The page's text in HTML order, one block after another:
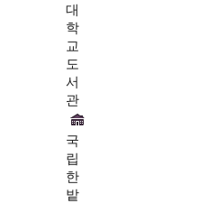
대
학
교
도
서
관
국
립
한
밭